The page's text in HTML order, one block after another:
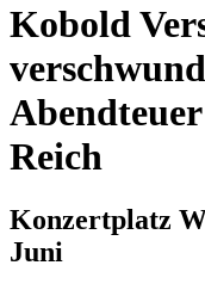
Kobold
Reich
Konzertplatz
Juni